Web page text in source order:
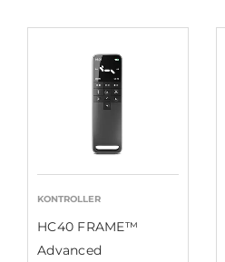
KONTROLLER
HC40 FRAME™
Advanced